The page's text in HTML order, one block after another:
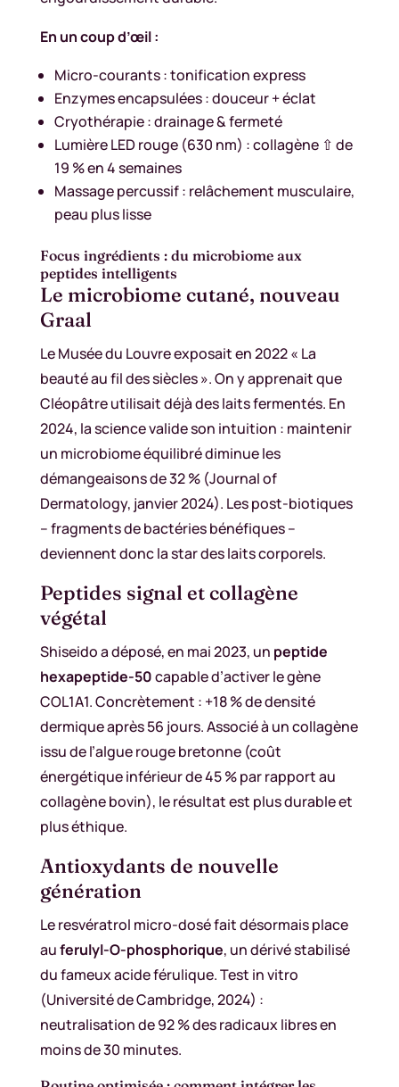
En un coup d’œil :
Micro-courants : tonification express
Enzymes encapsulées : douceur + éclat
Cryothérapie : drainage & fermeté
Lumière LED rouge (630 nm) : collagène ⇧ de
19 % en 4 semaines
Massage percussif : relâchement musculaire,
peau plus lisse
Focus ingrédients : du microbiome aux
peptides intelligents
Le microbiome cutané, nouveau
Graal
Le Musée du Louvre exposait en 2022 « La
beauté au fil des siècles ». On y apprenait que
Cléopâtre utilisait déjà des laits fermentés. En
2024, la science valide son intuition : maintenir
un microbiome équilibré diminue les
démangeaisons de 32 % (Journal of
Dermatology, janvier 2024). Les post-biotiques
– fragments de bactéries bénéfiques –
deviennent donc la star des laits corporels.
Peptides signal et collagène
végétal
Shiseido a déposé, en mai 2023, un peptide
hexapeptide-50capable d’activer le gène
COL1A1. Concrètement : +18 % de densité
dermique après 56 jours. Associé à un collagène
issu de l’algue rouge bretonne (coût
énergétique inférieur de 45 % par rapport au
collagène bovin), le résultat est plus durable et
plus éthique.
Antioxydants de nouvelle
génération
Le resvératrol micro-dosé fait désormais place
auferulyl-O-phosphorique, un dérivé stabilisé
du fameux acide férulique. Test in vitro
(Université de Cambridge, 2024) :
neutralisation de 92 % des radicaux libres en
moins de 30 minutes.